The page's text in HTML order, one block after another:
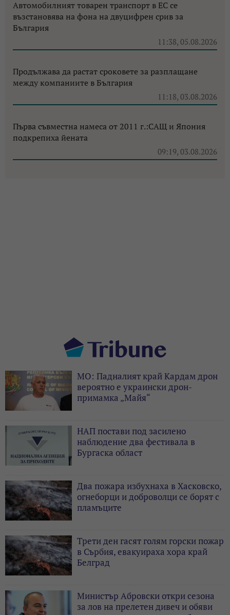
Автомобилният товарен транспорт в ЕС се
възстановява на фона на двуцифрен срив за
България
11:38, 05.08.2026
Продължава да растат сроковете за разплащане
между компаниите в България
11:18, 03.08.2026
Първа съвместна намеса от 2011 г.:САЩ и Япония
подкрепиха йената
09:19, 03.08.2026
МО: Падналият край Кардам дрон
вероятно е украински дрон-
примамка „Майя“
НАП постави под засилено
наблюдение два фестивала в
Бургаска област
Два пожара избухнаха в Хасковско,
огнеборци и доброволци се борят с
пламъците
Трети ден гасят голям горски пожар
в Сърбия, евакуираха хора край
Белград
Министър Абровски откри сезона
за лов на прелетен дивеч и обяви